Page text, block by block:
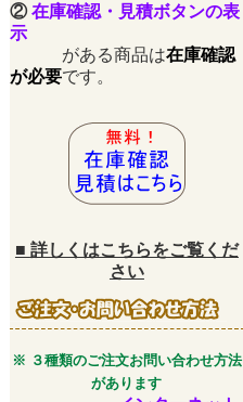
②在庫確認・見積ボタンの表
示
がある商品は在庫確認
が必要です。
■ 詳しくはこちらをご覧くだ
さい
※ ３種類のご注文お問い合わせ方法
があります